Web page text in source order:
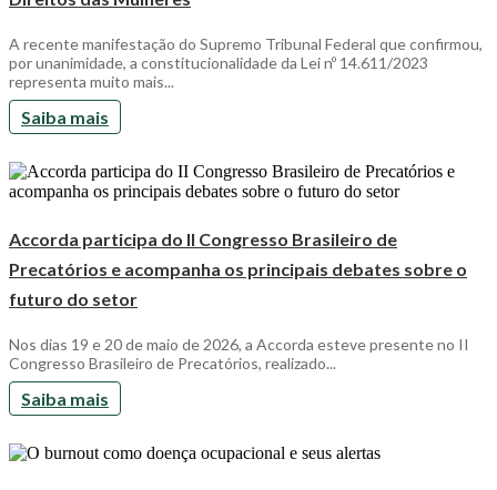
A recente manifestação do Supremo Tribunal Federal que confirmou,
por unanimidade, a constitucionalidade da Lei nº 14.611/2023
representa muito mais...
Saiba mais
Accorda participa do II Congresso Brasileiro de
Precatórios e acompanha os principais debates sobre o
futuro do setor
Nos dias 19 e 20 de maio de 2026, a Accorda esteve presente no II
Congresso Brasileiro de Precatórios, realizado...
Saiba mais